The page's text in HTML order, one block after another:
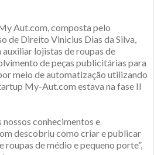
Aut.com, composta pelo
de Direito Vinicius Dias da Silva,
lojistas de roupas de
de peças publicitárias para
meio de automatização utilizando
My-Aut.com estava na fase II
conhecimentos e
descobriu como criar e publicar
roupas de médio e pequeno porte”,